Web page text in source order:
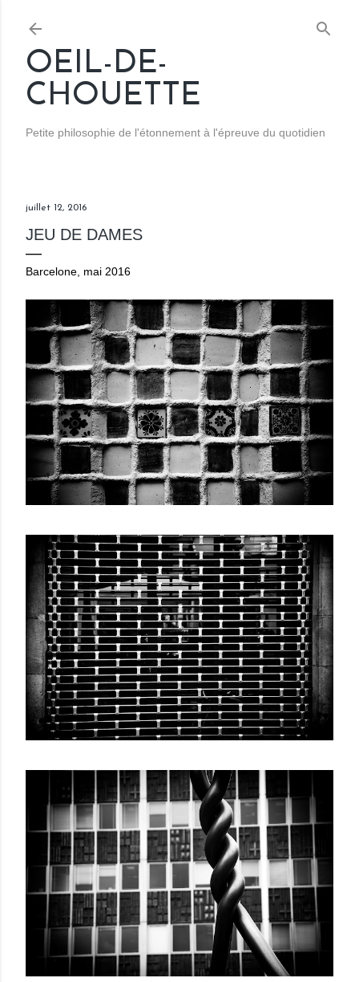
OEIL-DE-
CHOUETTE
Petite philosophie de l'étonnement à l'épreuve du quotidien
juillet 12, 2016
JEU DE DAMES
Barcelone, mai 2016